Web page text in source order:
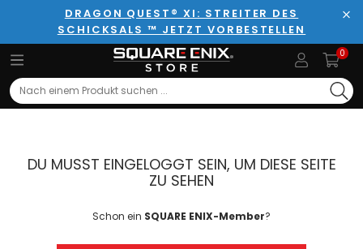
DRAGON QUEST® XI: STREITER DES
SCHICKSALS ™ JETZT VORBESTELLEN
0
Search
DU MUSST EINGELOGGT SEIN, UM DIESE SEITE
ZU SEHEN
Schon ein SQUARE ENIX-Member?